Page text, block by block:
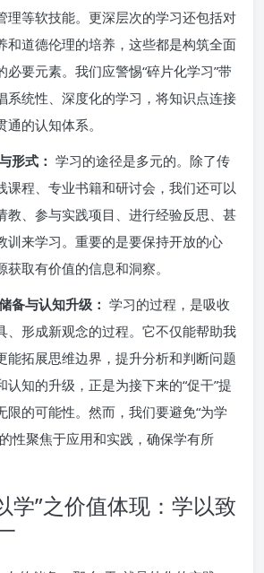
理等软技能。更深层次的学习还包括对
和道德伦理的培养，这些都是构筑全面
必要元素。我们应警惕“碎片化学习”带
系统性、深度化的学习，将知识点连接
的认知体系。
形式： 学习的途径是多元的。除了传
课程、专业书籍和研讨会，我们还可以
教、参与实践项目、进行经验反思、甚
训来学习。重要的是要保持开放的心
取有价值的信息和洞察。
备与认知升级： 学习的过程，是吸收
、形成新观念的过程。它不仅能帮助我
能拓展思维边界，提升分析和判断问题
认知的升级，正是为接下来的“促干”提
限的可能性。然而，我们要避免“为学
性聚焦于应用和实践，确保学有所
学”之价值体现：学以致